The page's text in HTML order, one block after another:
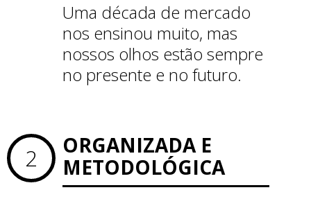
Uma década de mercado
nos ensinou muito, mas
nossos olhos estão sempre
no presente e no futuro.
2
ORGANIZADA E
METODOLÓGICA